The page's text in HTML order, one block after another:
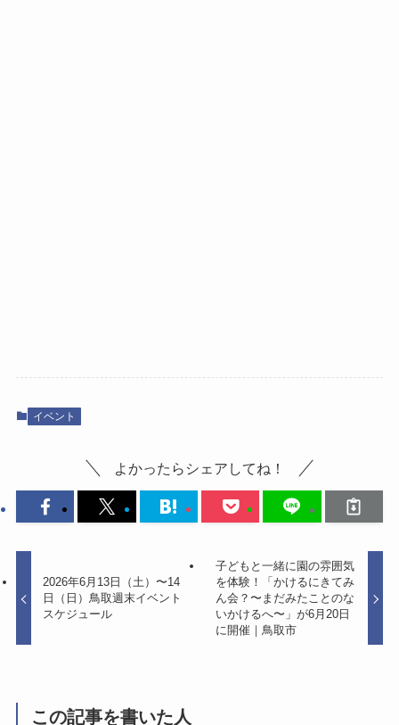
イベント
よかったらシェアしてね！
2026年6月13日（土）〜14
日（日）鳥取週末イベント
スケジュール
子どもと一緒に園の雰囲気
を体験！「かけるにきてみ
ん会？〜まだみたことのな
いかけるへ〜」が6月20日
に開催｜鳥取市
この記事を書いた人